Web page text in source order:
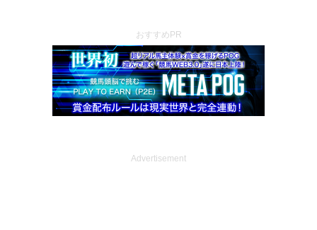
おすすめPR
Advertisement